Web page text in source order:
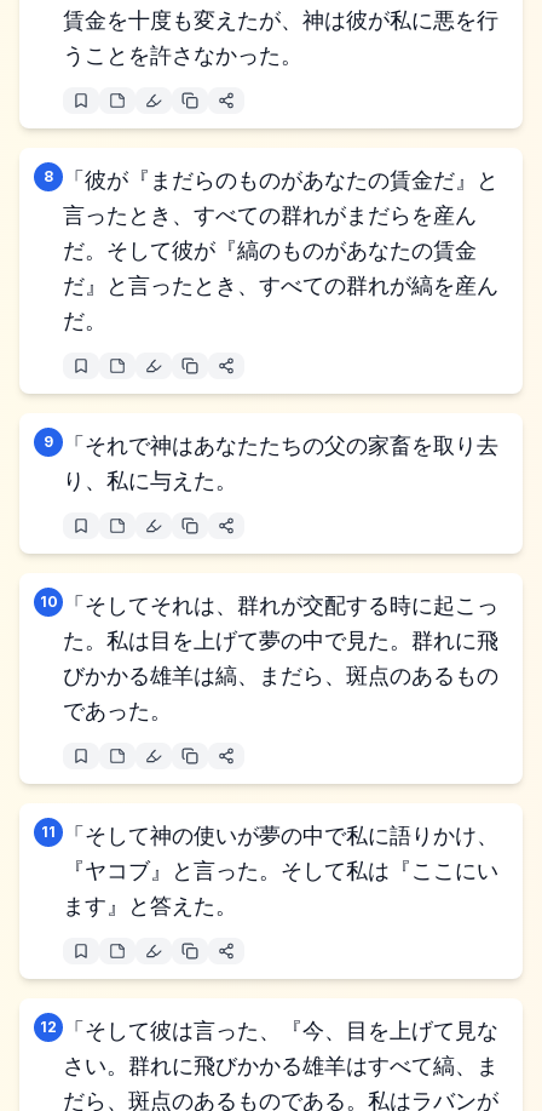
賃金を十度も変えたが、神は彼が私に悪を行
うことを許さなかった。
8
「彼が『まだらのものがあなたの賃金だ』と
言ったとき、すべての群れがまだらを産ん
だ。そして彼が『縞のものがあなたの賃金
だ』と言ったとき、すべての群れが縞を産ん
だ。
9
「それで神はあなたたちの父の家畜を取り去
り、私に与えた。
10
「そしてそれは、群れが交配する時に起こっ
た。私は目を上げて夢の中で見た。群れに飛
びかかる雄羊は縞、まだら、斑点のあるもの
であった。
11
「そして神の使いが夢の中で私に語りかけ、
『ヤコブ』と言った。そして私は『ここにい
ます』と答えた。
12
「そして彼は言った、『今、目を上げて見な
さい。群れに飛びかかる雄羊はすべて縞、ま
だら、斑点のあるものである。私はラバンが